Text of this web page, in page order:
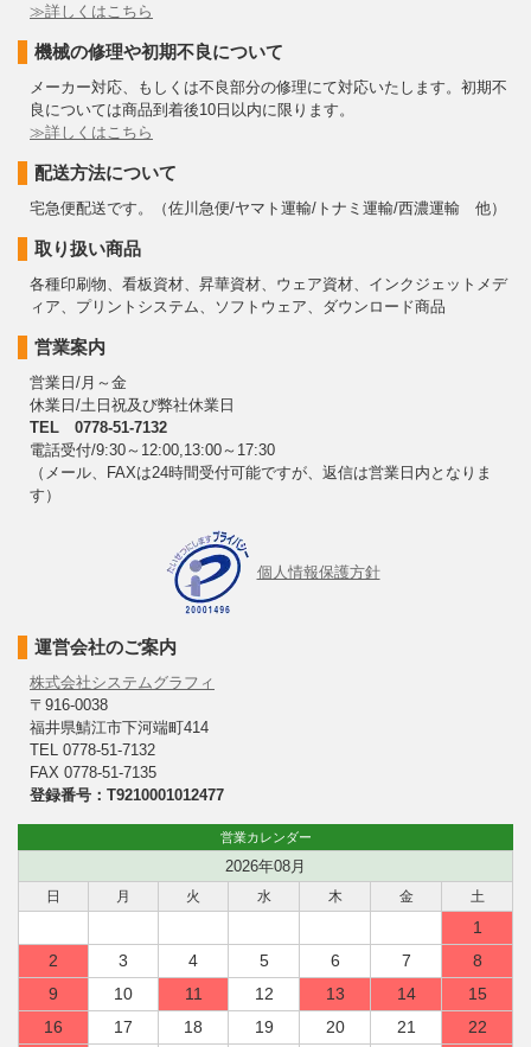
≫詳しくはこちら
機械の修理や初期不良について
メーカー対応、もしくは不良部分の修理にて対応いたします。初期不
良については商品到着後10日以内に限ります。
≫詳しくはこちら
配送方法について
宅急便配送です。（佐川急便/ヤマト運輸/トナミ運輸/西濃運輸 他）
取り扱い商品
各種印刷物、看板資材、昇華資材、ウェア資材、インクジェットメデ
ィア、プリントシステム、ソフトウェア、ダウンロード商品
営業案内
営業日/月～金
休業日/土日祝及び弊社休業日
TEL 0778-51-7132
電話受付/9:30～12:00,13:00～17:30
（メール、FAXは24時間受付可能ですが、返信は営業日内となりま
す）
個人情報保護方針
運営会社のご案内
株式会社システムグラフィ
〒916-0038
福井県鯖江市下河端町414
TEL 0778-51-7132
FAX 0778-51-7135
登録番号：T9210001012477
営業カレンダー
2026年08月
日 月 火 水 木 金 土
1
2
3 4 5 6 7
8
9
10 11 12 13 14
15
16
17 18 19 20 21
22